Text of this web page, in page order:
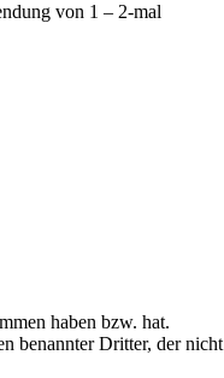
von 1 – 2-mal
haben bzw. hat.
benannter Dritter, der nicht